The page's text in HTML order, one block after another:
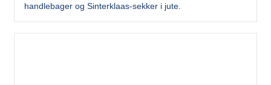
handlebager og Sinterklaas-sekker i jute.